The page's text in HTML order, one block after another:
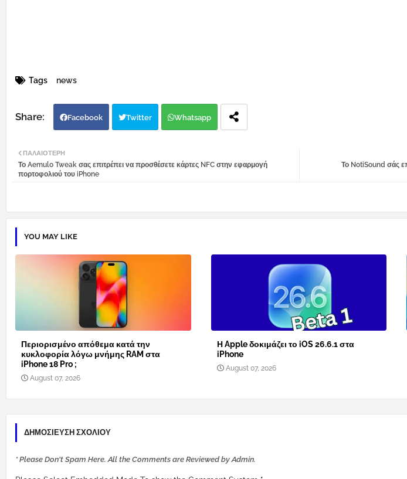
Tags news
Facebook Twitter Whatsapp
Το NotiSound σάς
ΠΑΛΑΙΌΤΕΡΗ
Το Aemulo Tweak σας επιτρέπει να προσθέσετε κάρτες NFC στην εφαρμογή
πορτοφολιού του iPhone
YOU MAY LIKE
Περιορισμένο απόθεμα κατά την
κυκλοφορία λόγω μνήμης RAM στα
iPhone 18 Pro ;
August 07, 2026
Η Apple δοκιμάζει το iOS 26.6.1 στα
iPhone
August 07, 2026
ΔΗΜΟΣΊΕΥΣΗ ΣΧΟΛΊΟΥ
* Please Don't Spam Here. All the Comments are Reviewed by Admin.